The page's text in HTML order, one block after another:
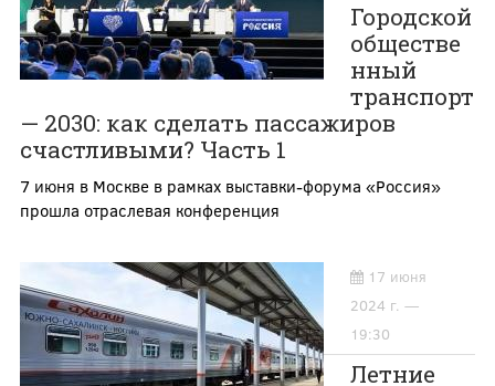
Городской
обществе
нный
транспорт
— 2030: как сделать пассажиров
счастливыми? Часть 1
7 июня в Москве в рамках выставки-форума «Россия»
прошла отраслевая конференция
17 июня
2024 г. —
19:30
Летние